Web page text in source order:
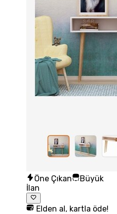
Öne Çıkan
Büyük
İlan
Elden al, kartla öde!